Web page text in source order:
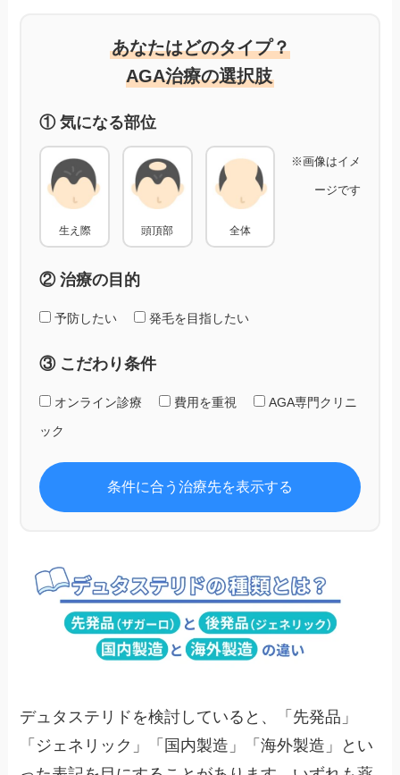
あなたはどのタイプ？
AGA治療の選択肢
① 気になる部位
生え際 頭頂部 全体
※画像はイメ
ージです
② 治療の目的
予防したい 発毛を目指したい
③ こだわり条件
オンライン診療 費用を重視
AGA専門クリニ
ック
条件に合う治療先を表示する
デュタステリドを検討していると、「先発品」
「ジェネリック」「国内製造」「海外製造」とい